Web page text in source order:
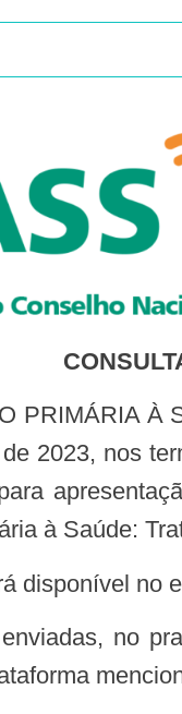
2023, nos
à Saúde:
disponível